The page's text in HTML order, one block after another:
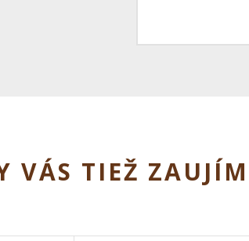
VÁS TIEŽ